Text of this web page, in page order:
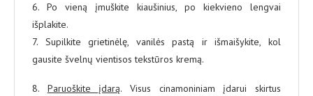
6. Po vieną įmuškite kiaušinius, po kiekvieno lengvai
išplakite.
7. Supilkite grietinėlę, vanilės pastą ir išmaišykite, kol
gausite švelnų vientisos tekstūros kremą.
8. Paruoškite įdarą. Visus cinamoniniam įdarui skirtus